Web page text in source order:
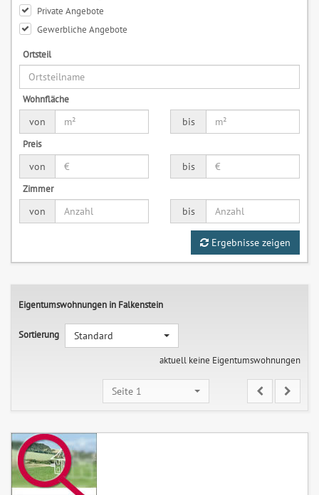
Private Angebote
Gewerbliche Angebote
Ortsteil
Wohnfläche
von
bis
Preis
von
bis
Zimmer
von
bis
Ergebnisse zeigen
Eigentumswohnungen in Falkenstein
Sortierung
Standard
aktuell keine Eigentumswohnungen
Seite 1